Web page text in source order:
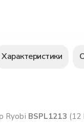
Характеристики
Ryobi BSPL1213 (12